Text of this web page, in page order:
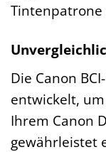
Tintenpatrone
Die Canon
entwickelt,
Ihrem Canon
gewährleistet